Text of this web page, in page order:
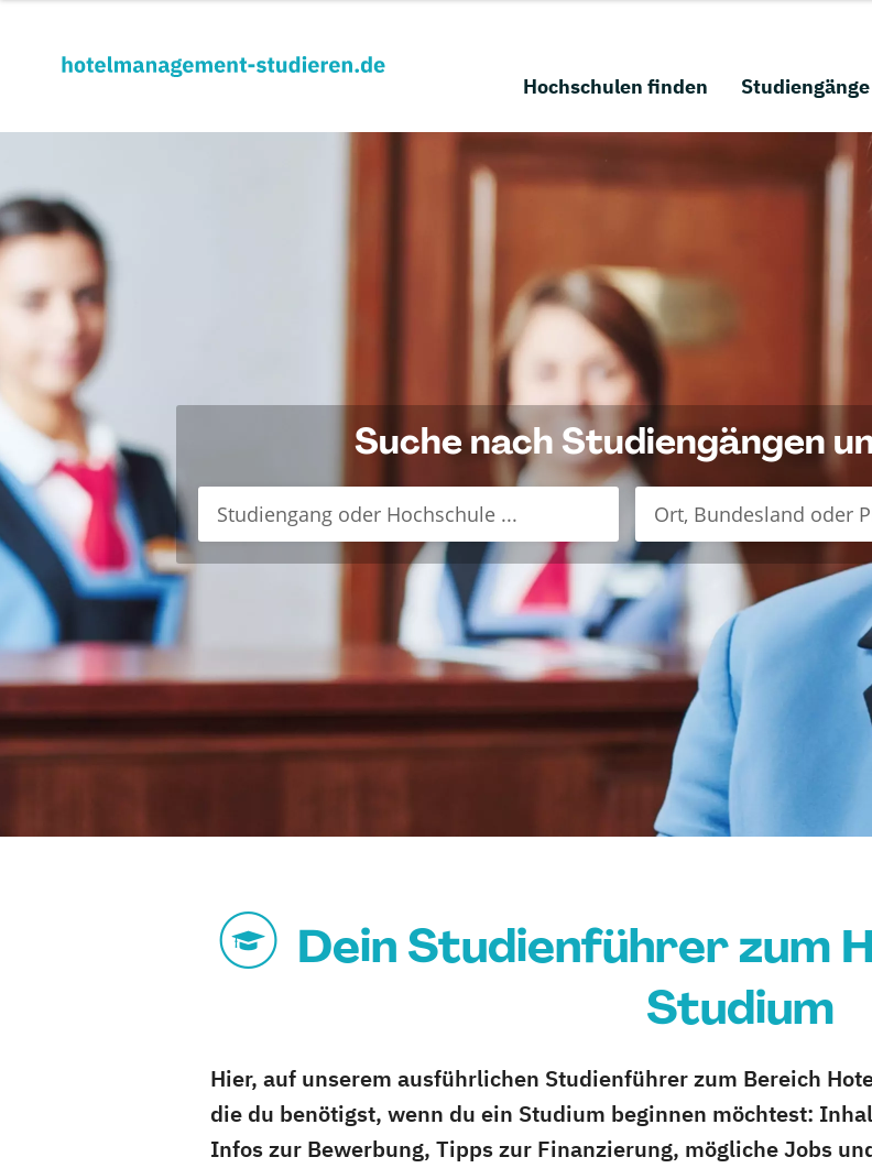
Hochschulen finden Studiengänge
Suche nach Studiengängen
Dein Studienführer zum
Studium
Hier, auf unserem ausführlichen Studienführer zum Bereich
die du benötigst, wenn du ein Studium beginnen möchtest:
Infos zur Bewerbung, Tipps zur Finanzierung, mögliche Jobs